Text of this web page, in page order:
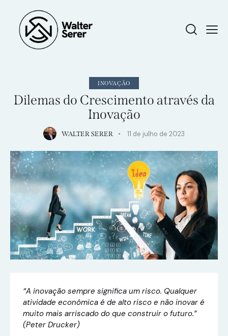
INOVAÇÃO
Dilemas do Crescimento através da
Inovação
WALTER SERER 11 de julho de 2023
“A inovação sempre significa um risco. Qualquer
atividade econômica é de alto risco e não inovar é
muito mais arriscado do que construir o futuro.”
(Peter Drucker)